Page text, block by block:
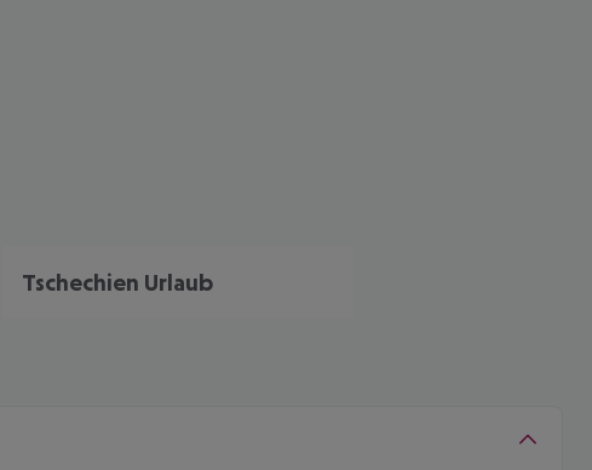
Tschechien Urlaub